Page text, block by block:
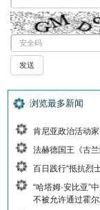
浏览最多新闻
肯尼亚政治活动
法赫德国王《古
百日践行“抵抗烈
“哈塔姆·安比亚”
不被允许通过霍